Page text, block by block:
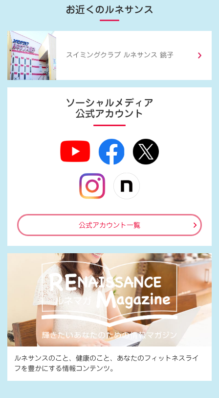
お近くのルネサンス
スイミングクラブ ルネサンス 銚子
ソーシャルメディア
公式アカウント
公式アカウント一覧
ルネサンスのこと、健康のこと、あなたのフィットネスライ
フを豊かにする情報コンテンツ。